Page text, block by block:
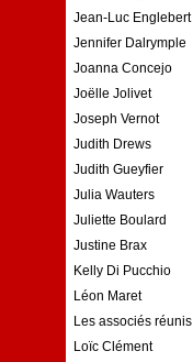
Jean-Luc Englebert
Jennifer Dalrymple
Joanna Concejo
Joëlle Jolivet
Joseph Vernot
Judith Drews
Judith Gueyfier
Julia Wauters
Juliette Boulard
Justine Brax
Kelly Di Pucchio
Léon Maret
Les associés réunis
Loïc Clément